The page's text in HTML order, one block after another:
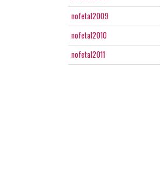
nofetal2009
nofetal2010
nofetal2011